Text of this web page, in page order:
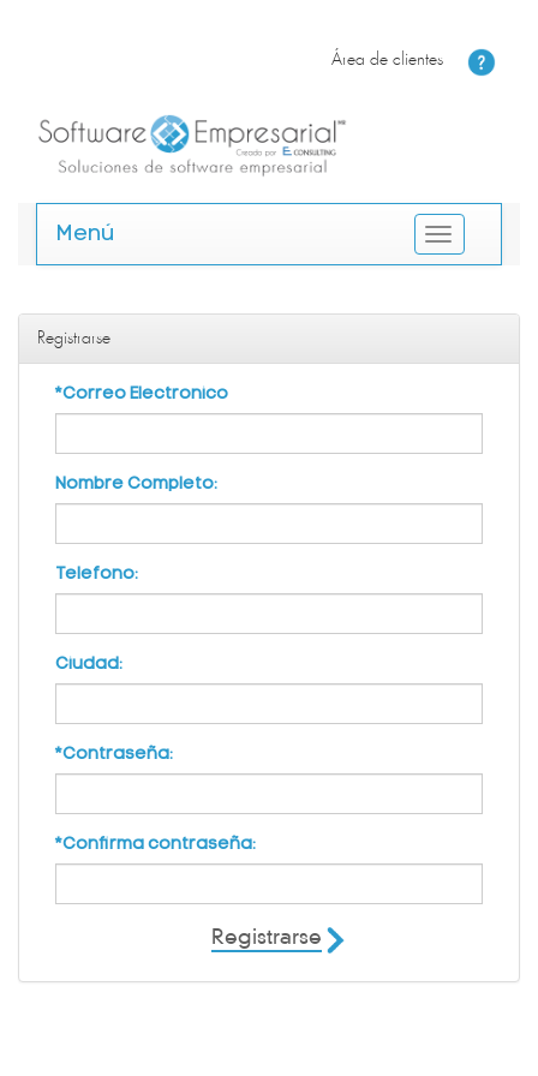
Área de clientes
Menú
Registrarse
*Correo Electronico
Nombre Completo:
Telefono:
Ciudad:
*Contraseña:
*Confirma contraseña:
Registrarse